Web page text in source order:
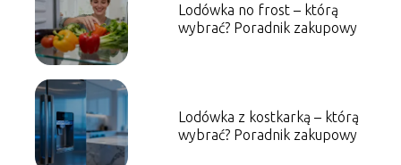
Lodówka no frost – którą
wybrać? Poradnik zakupowy
Lodówka z kostkarką – którą
wybrać? Poradnik zakupowy